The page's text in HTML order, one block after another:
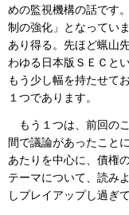
めの監視機構の話です
制の強化」となってい
あり得る。先ほど蝋山
わゆる日本版ＳＥＣと
もう少し幅を持たせて
１つであります。
もう１つは、前回の
間で議論があったこと
あたりを中心に、債権
テーマについて、読み
しプレイアップし過ぎ